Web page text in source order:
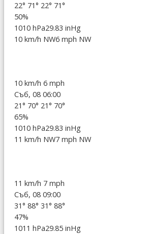
22° 71° 22° 71°
50%
1010 hPa29.83 inHg
10 km/h NW6 mph NW
10 km/h 6 mph
Съб, 08 06:00
21° 70° 21° 70°
65%
1010 hPa29.83 inHg
11 km/h NW7 mph NW
11 km/h 7 mph
Съб, 08 09:00
31° 88° 31° 88°
47%
1011 hPa29.85 inHg